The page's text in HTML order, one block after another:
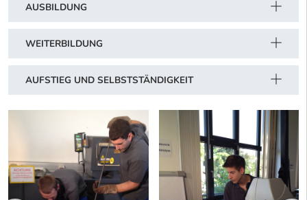
AUSBILDUNG
WEITERBILDUNG
AUFSTIEG UND SELBSTSTÄNDIGKEIT